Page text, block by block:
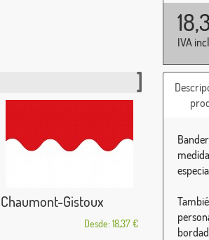
IVA
Chaumont-Gistoux
Desde: 18,37 €